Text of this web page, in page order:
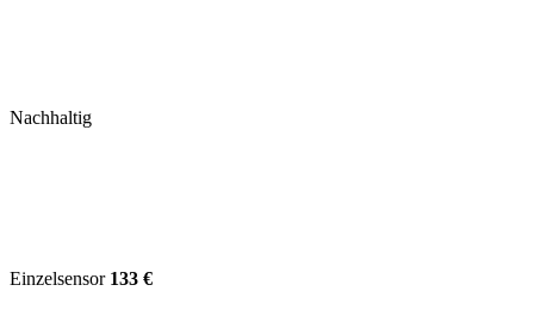
Nachhaltig
Einzelsensor 133 €